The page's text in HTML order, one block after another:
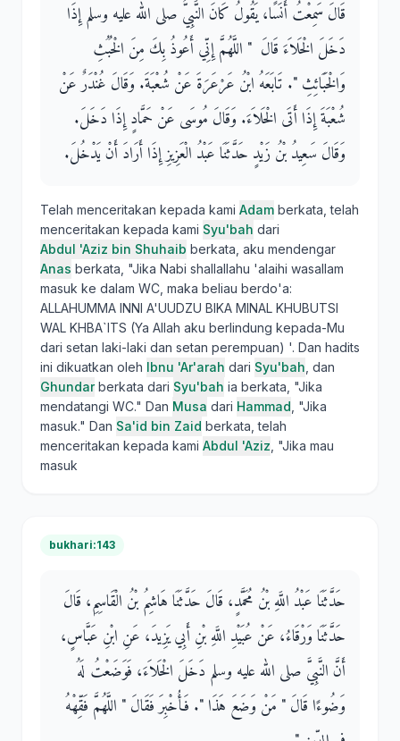
قَالَ سَمِعْتُ أَنَسًا، يَقُولُ كَانَ النَّبِيُّ صلى الله عليه وسلم إِذَا
دَخَلَ الْخَلاَءَ قَالَ ‏ "‏ اللَّهُمَّ إِنِّي أَعُوذُ بِكَ مِنَ الْخُبُثِ
وَالْخَبَائِثِ ‏"‏‏.‏ تَابَعَهُ ابْنُ عَرْعَرَةَ عَنْ شُعْبَةَ‏.‏ وَقَالَ غُنْدَرٌ عَنْ
شُعْبَةَ إِذَا أَتَى الْخَلاَءَ‏.‏ وَقَالَ مُوسَى عَنْ حَمَّادٍ إِذَا دَخَلَ‏.‏
وَقَالَ سَعِيدُ بْنُ زَيْدٍ حَدَّثَنَا عَبْدُ الْعَزِيزِ إِذَا أَرَادَ أَنْ يَدْخُلَ‏.‏
Telah menceritakan kepada kami Adam berkata, telah
menceritakan kepada kami Syu'bah dari
Abdul 'Aziz bin Shuhaib berkata, aku mendengar
Anas berkata, "Jika Nabi shallallahu 'alaihi wasallam
masuk ke dalam WC, maka beliau berdo'a:
ALLAHUMMA INNI A'UUDZU BIKA MINAL KHUBUTSI
WAL KHBA`ITS (Ya Allah aku berlindung kepada-Mu
dari setan laki-laki dan setan perempuan) '. Dan hadits
ini dikuatkan oleh Ibnu 'Ar'arah dari Syu'bah , dan
Ghundarberkata dari Syu'bah ia berkata, "Jika
mendatangi WC." Dan Musa dari Hammad , "Jika
masuk." Dan Sa'id bin Zaid berkata, telah
menceritakan kepada kami Abdul 'Aziz , "Jika mau
masuk
bukhari:143
حَدَّثَنَا عَبْدُ اللَّهِ بْنُ مُحَمَّدٍ، قَالَ حَدَّثَنَا هَاشِمُ بْنُ الْقَاسِمِ، قَالَ
حَدَّثَنَا وَرْقَاءُ، عَنْ عُبَيْدِ اللَّهِ بْنِ أَبِي يَزِيدَ، عَنِ ابْنِ عَبَّاسٍ،
أَنَّ النَّبِيَّ صلى الله عليه وسلم دَخَلَ الْخَلاَءَ، فَوَضَعْتُ لَهُ
وَضُوءًا قَالَ ‏"‏ مَنْ وَضَعَ هَذَا ‏"‏‏.‏ فَأُخْبِرَ فَقَالَ ‏"‏ اللَّهُمَّ فَقِّهْهُ